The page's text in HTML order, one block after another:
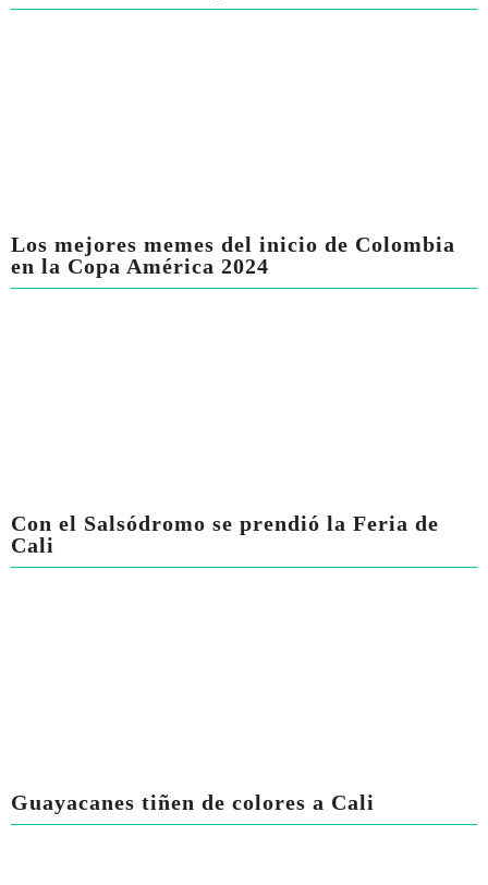
Los mejores memes del inicio de Colombia
en la Copa América 2024
Con el Salsódromo se prendió la Feria de
Cali
Guayacanes tiñen de colores a Cali